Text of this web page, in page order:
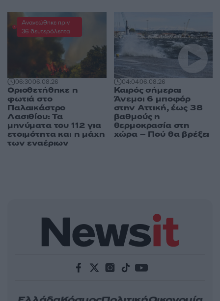
06:3006.08.26
Οριοθετήθηκε η
φωτιά στο
Παλαικάστρο
Λασιθίου: Τα
μηνύματα του 112 για
ετοιμότητα και η μάχη
των εναέριων
Ανανεώθηκε πριν
36 δευτερόλεπτα
04:0406.08.26
Καιρός σήμερα:
Άνεμοι 6 μποφόρ
στην Αττική, έως 38
βαθμούς η
θερμοκρασία στη
χώρα – Πού θα βρέξει